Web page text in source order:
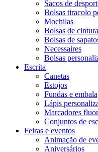
Sacos de
Bolsas tiracolo
Mochilas
Bolsas de cintura
Bolsas de
Necessaires
Bolsas
Escrita
Canetas
Estojos
Fundas e
Lápis
Marcadores
Conjuntos de
Feiras e eventos
Animação de
Aniversários